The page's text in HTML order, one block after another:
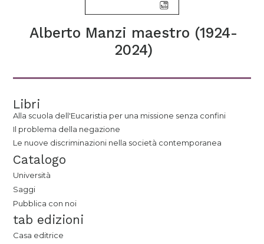
Alberto Manzi maestro (1924-
2024)
Libri
Alla scuola dell'Eucaristia per una missione senza confini
Il problema della negazione
Le nuove discriminazioni nella società contemporanea
Catalogo
Università
Saggi
Pubblica con noi
tab edizioni
Casa editrice